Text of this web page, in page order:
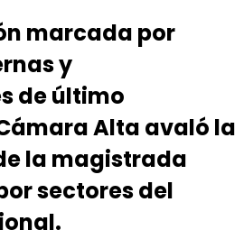
marcada por
y
de último
Alta avaló la
la magistrada
sectores del